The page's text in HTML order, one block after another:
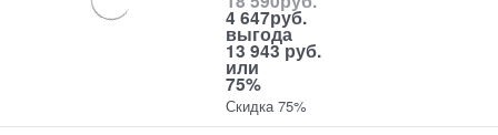
4 647руб.
выгода
13 943 руб.
или
75%
Скидка 75%